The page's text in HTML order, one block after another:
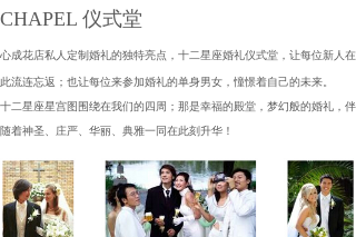
CHAPEL 仪式堂
心成花店私人定制婚礼的独特亮点，十二星座婚礼仪式堂，让每位新人在
此流连忘返；也让每位来参加婚礼的单身男女，憧憬着自己的未来。
十二星座星宫图围绕在我们的四周；那是幸福的殿堂，梦幻般的婚礼，伴
随着神圣、庄严、华丽、典雅一同在此刻升华！